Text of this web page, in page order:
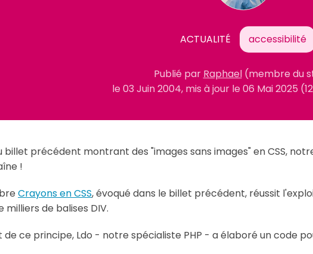
ACTUALITÉ accessibilité
Publié par Raphael (membre du
le03 Juin 2004, mis à jour le06 Mai 2025
billet précédent montrant des "images sans images" en CSS,
!
Crayons en CSS, évoqué dans le billet précédent, réussit
milliers de balises DIV.
de ce principe, Ldo - notre spécialiste PHP - a élaboré un code